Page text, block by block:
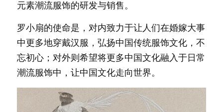
元素潮流服饰的研发与销售。
罗小扇的使命是，对内致力于让人们在婚嫁大事
中更多地穿戴汉服，弘扬中国传统服饰文化，不
忘初心；对外则希望将更多中国文化融入于日常
潮流服饰中，让中国文化走向世界。